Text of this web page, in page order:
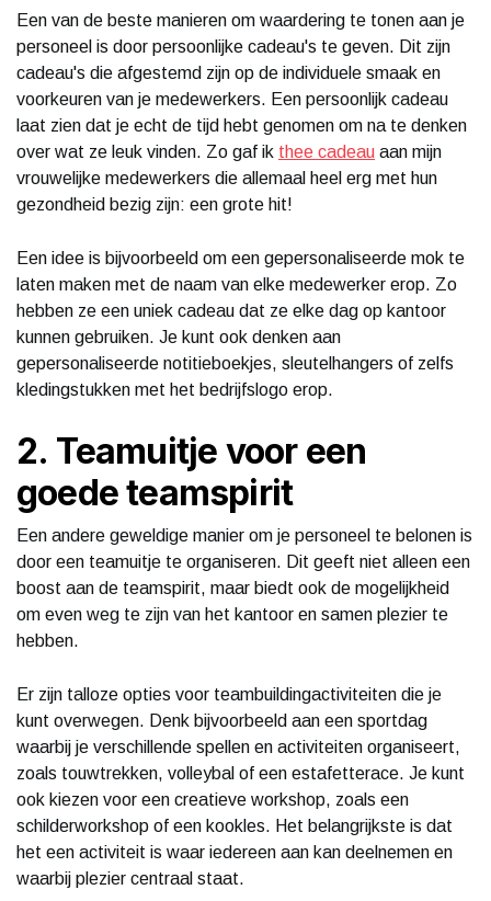
Een van de beste manieren om waardering te tonen aan je
personeel is door persoonlijke cadeau's te geven. Dit zijn
cadeau's die afgestemd zijn op de individuele smaak en
voorkeuren van je medewerkers. Een persoonlijk cadeau
laat zien dat je echt de tijd hebt genomen om na te denken
over wat ze leuk vinden. Zo gaf ik thee cadeau aan mijn
vrouwelijke medewerkers die allemaal heel erg met hun
gezondheid bezig zijn: een grote hit!
Een idee is bijvoorbeeld om een gepersonaliseerde mok te
laten maken met de naam van elke medewerker erop. Zo
hebben ze een uniek cadeau dat ze elke dag op kantoor
kunnen gebruiken. Je kunt ook denken aan
gepersonaliseerde notitieboekjes, sleutelhangers of zelfs
kledingstukken met het bedrijfslogo erop.
2. Teamuitje voor een
goede teamspirit
Een andere geweldige manier om je personeel te belonen is
door een teamuitje te organiseren. Dit geeft niet alleen een
boost aan de teamspirit, maar biedt ook de mogelijkheid
om even weg te zijn van het kantoor en samen plezier te
hebben.
Er zijn talloze opties voor teambuildingactiviteiten die je
kunt overwegen. Denk bijvoorbeeld aan een sportdag
waarbij je verschillende spellen en activiteiten organiseert,
zoals touwtrekken, volleybal of een estafetterace. Je kunt
ook kiezen voor een creatieve workshop, zoals een
schilderworkshop of een kookles. Het belangrijkste is dat
het een activiteit is waar iedereen aan kan deelnemen en
waarbij plezier centraal staat.